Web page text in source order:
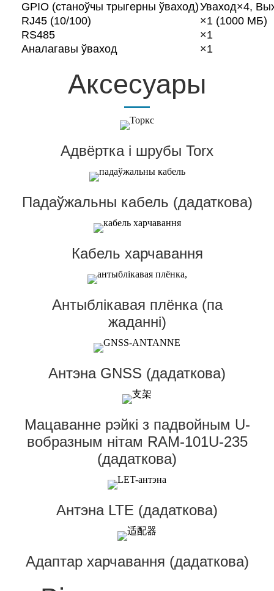
GPIO (станоўчы трыгерны ўваход)Уваход×4,
RJ45 (10/100)
×1 (1000 МБ)
RS485
×1
Аналагавы ўваход
×1
Аксесуары
Адвёртка і шрубы Torx
Падаўжальны кабель (дадаткова)
Кабель харчавання
Антыблікавая плёнка (па
жаданні)
Антэна GNSS (дадаткова)
Мацаванне рэйкі з падвойным U-
вобразным нітам RAM-101U-235
(дадаткова)
Антэна LTE (дадаткова)
Адаптар харчавання (дадаткова)